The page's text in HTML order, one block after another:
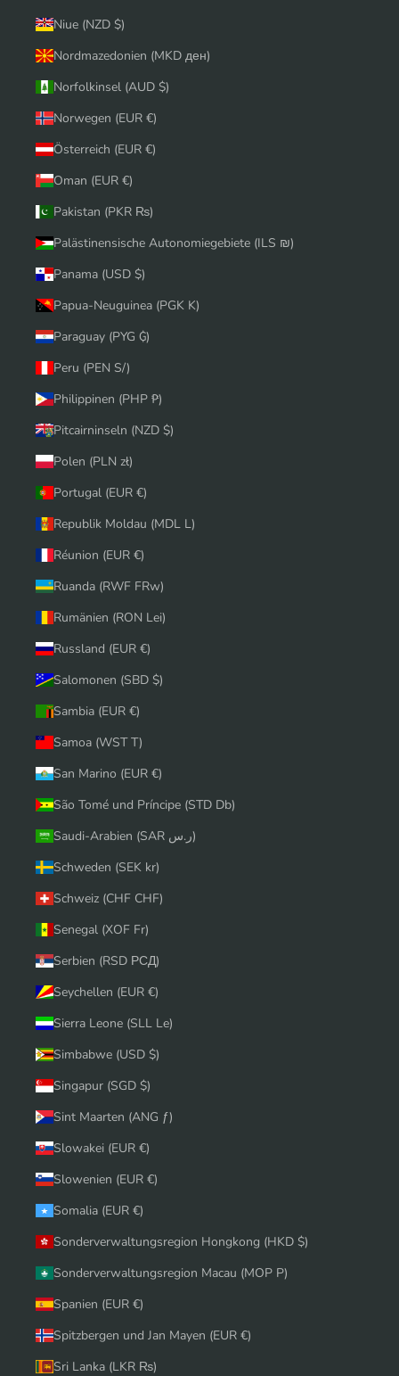
Niue (NZD $)
Nordmazedonien (MKD ден)
Norfolkinsel (AUD $)
Norwegen (EUR €)
Österreich (EUR €)
Oman (EUR €)
Pakistan (PKR ₨)
Palästinensische Autonomiegebiete (ILS ₪)
Panama (USD $)
Papua-Neuguinea (PGK K)
Paraguay (PYG ₲)
Peru (PEN S/)
Philippinen (PHP ₱)
Pitcairninseln (NZD $)
Polen (PLN zł)
Portugal (EUR €)
Republik Moldau (MDL L)
Réunion (EUR €)
Ruanda (RWF FRw)
Rumänien (RON Lei)
Russland (EUR €)
Salomonen (SBD $)
Sambia (EUR €)
Samoa (WST T)
San Marino (EUR €)
São Tomé und Príncipe (STD Db)
Saudi-Arabien (SAR ر.س)
Schweden (SEK kr)
Schweiz (CHF CHF)
Senegal (XOF Fr)
Serbien (RSD РСД)
Seychellen (EUR €)
Sierra Leone (SLL Le)
Simbabwe (USD $)
Singapur (SGD $)
Sint Maarten (ANG ƒ)
Slowakei (EUR €)
Slowenien (EUR €)
Somalia (EUR €)
Sonderverwaltungsregion Hongkong (HKD $)
Sonderverwaltungsregion Macau (MOP P)
Spanien (EUR €)
Spitzbergen und Jan Mayen (EUR €)
Sri Lanka (LKR ₨)